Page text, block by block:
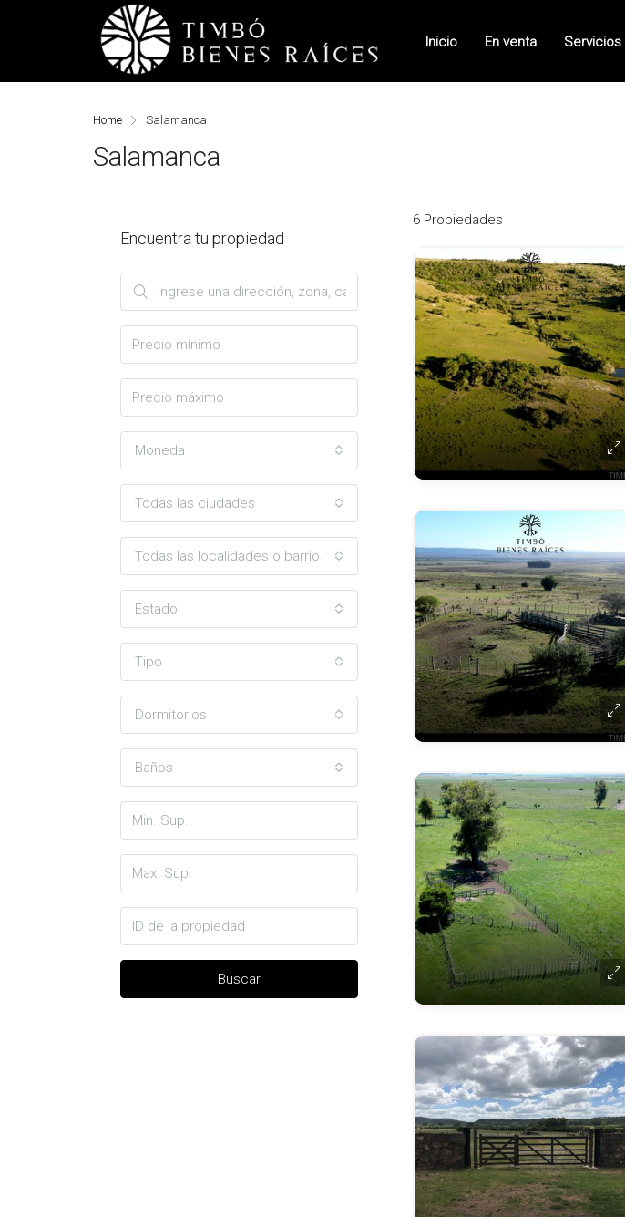
Inicio En venta Servicios
Home Salamanca
Salamanca
6 Propiedades
Encuentra tu propiedad
Moneda
Todas las ciudades
Todas las localidades o barrios
Estado
Tipo
Dormitorios
Baños
Buscar